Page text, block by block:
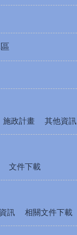
施政計畫 其他資訊
文件下載
訊 相關文件下載